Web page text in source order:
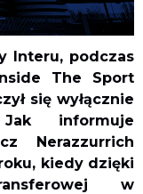
Interu, podczas
The Sport
się wyłącznie
informuje
Nerazzurrich
kiedy dzięki
w